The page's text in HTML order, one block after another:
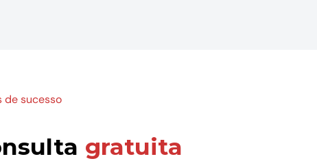
de sucesso
gratuita